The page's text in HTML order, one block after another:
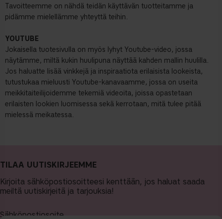
Tavoitteemme on nähdä teidän käyttävän tuotteitamme ja
pidämme mielellämme yhteyttä teihin.
YOUTUBE
Jokaisella tuotesivulla on myös lyhyt Youtube-video, jossa
näytämme, miltä kukin huulipuna näyttää kahden mallin huulilla.
Jos haluatte lisää vinkkejä ja inspiraatiota erilaisista lookeista,
tutustukaa mieluusti Youtube-kanavaamme, jossa on useita
meikkitaiteilijoidemme tekemiä videoita, joissa opastetaan
erilaisten lookien luomisessa sekä kerrotaan, mitä tulee pitää
mielessä meikatessa.
TILAA UUTISKIRJEEMME
Kirjoita sähköpostiosoitteesi kenttään, jos haluat saada
meiltä uutiskirjeitä ja tarjouksia!
Sähköpostiosoite